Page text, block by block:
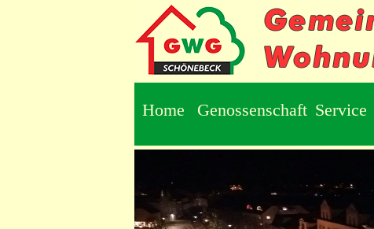
Home Genossenschaft Service